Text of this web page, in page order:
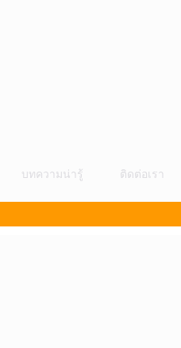
บทความน่ารู้ ติดต่อเรา